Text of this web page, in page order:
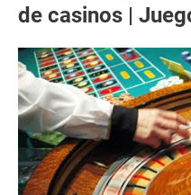
de casinos |